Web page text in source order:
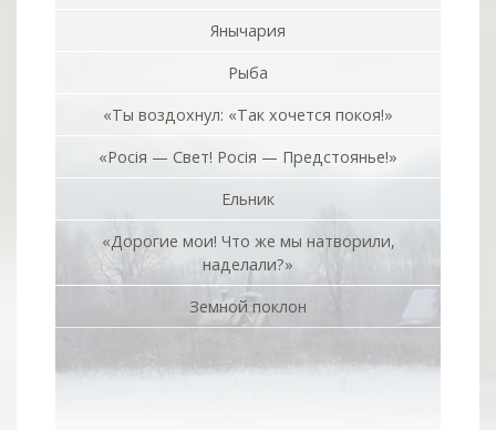
Янычария
Рыба
«Ты воздохнул: «Так хочется покоя!»
«Росiя — Свет! Росiя — Предстоянье!»
Ельник
«Дорогие мои! Что же мы натворили,
наделали?»
Земной поклон